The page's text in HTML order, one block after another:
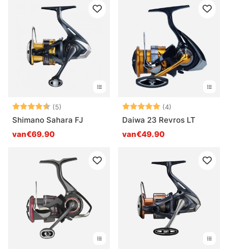
Beoordeling:
(5)
Shimano Sahara FJ
van€69.90
Beoordeling:
(4)
Daiwa 23 Revros LT
van€49.90